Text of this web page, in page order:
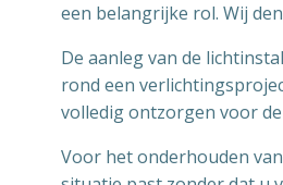
een belangrijke rol. Wij
De aanleg van de
rond een
volledig ontzorgen voor
Voor het onderhouden